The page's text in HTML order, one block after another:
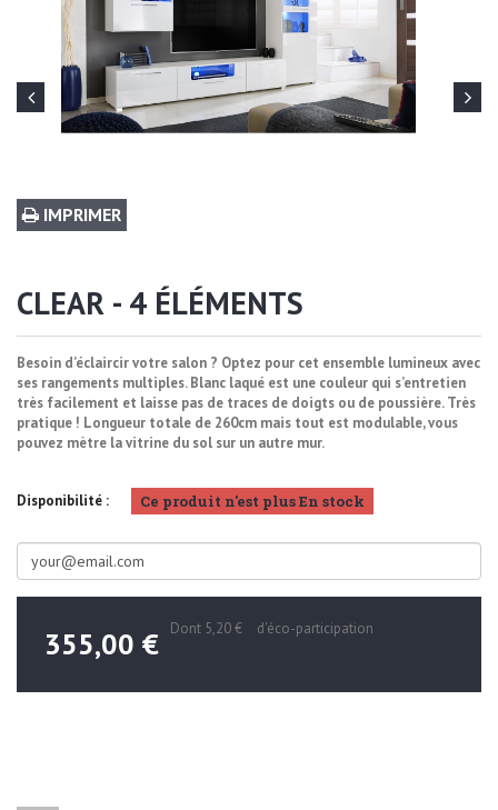
IMPRIMER
CLEAR - 4 ÉLÉMENTS
Besoin d’éclaircir votre salon ? Optez pour cet ensemble lumineux avec
ses rangements multiples. Blanc laqué est une couleur qui s’entretien
très facilement et laisse pas de traces de doigts ou de poussière. Très
pratique ! Longueur totale de 260cm mais tout est modulable, vous
pouvez mètre la vitrine du sol sur un autre mur.
Disponibilité : Ce produit n'est plus En stock
355,00 € Dont 5,20 € d'éco-participation